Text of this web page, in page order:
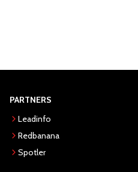
PARTNERS
Leadinfo
Redbanana
Spotler